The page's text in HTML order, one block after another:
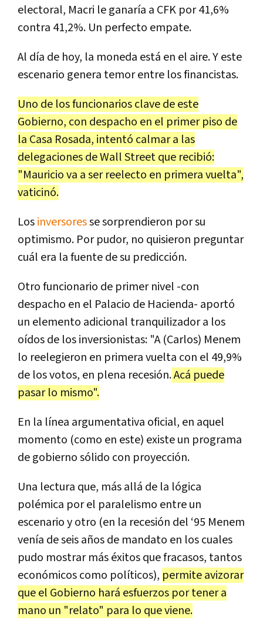
electoral, Macri le ganaría a CFK por 41,6%
contra 41,2%. Un perfecto empate.
Al día de hoy, la moneda está en el aire. Y este
escenario genera temor entre los financistas.
Uno de los funcionarios clave de este
Gobierno, con despacho en el primer piso de
la Casa Rosada, intentó calmar a las
delegaciones de Wall Street que recibió:
"Mauricio va a ser reelecto en primera vuelta",
vaticinó.
Losinversoresse sorprendieron por su
optimismo. Por pudor, no quisieron preguntar
cuál era la fuente de su predicción.
Otro funcionario de primer nivel -con
despacho en el Palacio de Hacienda- aportó
un elemento adicional tranquilizador a los
oídos de los inversionistas: "A (Carlos) Menem
lo reelegieron en primera vuelta con el 49,9%
de los votos, en plena recesión.Acá puede
pasar lo mismo".
En la línea argumentativa oficial, en aquel
momento (como en este) existe un programa
de gobierno sólido con proyección.
Una lectura que, más allá de la lógica
polémica por el paralelismo entre un
escenario y otro (en la recesión del ‘95 Menem
venía de seis años de mandato en los cuales
pudo mostrar más éxitos que fracasos, tantos
económicos como políticos), permite avizorar
que el Gobierno hará esfuerzos por tener a
mano un "relato" para lo que viene.